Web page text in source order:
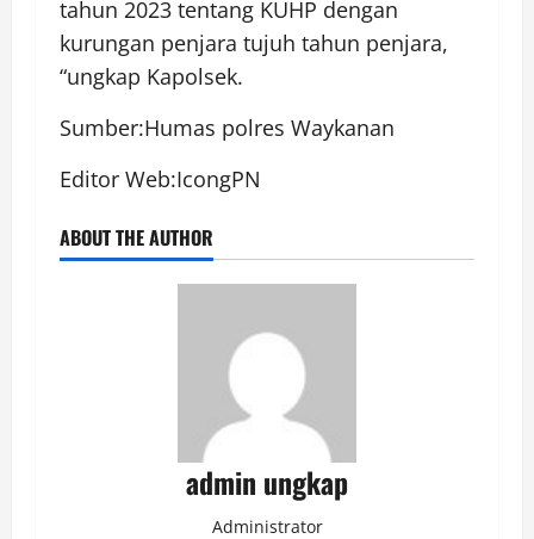
tahun 2023 tentang KUHP dengan
kurungan penjara tujuh tahun penjara,
“ungkap Kapolsek.
Sumber:Humas polres Waykanan
Editor Web:IcongPN
ABOUT THE AUTHOR
admin ungkap
Administrator